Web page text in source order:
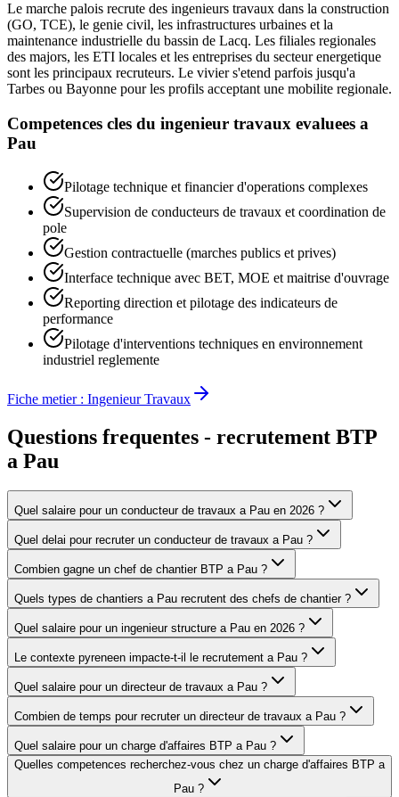
Le marche palois recrute des ingenieurs travaux dans la construction
(GO, TCE), le genie civil, les infrastructures urbaines et la
maintenance industrielle du bassin de Lacq. Les filiales regionales
des majors, les ETI locales et les entreprises du secteur energetique
sont les principaux recruteurs. Le vivier s'etend parfois jusqu'a
Tarbes ou Bayonne pour les profils acceptant une mobilite regionale.
Competences cles du ingenieur travaux evaluees a
Pau
Pilotage technique et financier d'operations complexes
Supervision de conducteurs de travaux et coordination de
pole
Gestion contractuelle (marches publics et prives)
Interface technique avec BET, MOE et maitrise d'ouvrage
Reporting direction et pilotage des indicateurs de
performance
Pilotage d'interventions techniques en environnement
industriel reglemente
Fiche metier : Ingenieur Travaux
Questions frequentes - recrutement BTP
a Pau
Quel salaire pour un conducteur de travaux a Pau en 2026 ?
Quel delai pour recruter un conducteur de travaux a Pau ?
Combien gagne un chef de chantier BTP a Pau ?
Quels types de chantiers a Pau recrutent des chefs de chantier ?
Quel salaire pour un ingenieur structure a Pau en 2026 ?
Le contexte pyreneen impacte-t-il le recrutement a Pau ?
Quel salaire pour un directeur de travaux a Pau ?
Combien de temps pour recruter un directeur de travaux a Pau ?
Quel salaire pour un charge d'affaires BTP a Pau ?
Quelles competences recherchez-vous chez un charge d'affaires BTP a
Pau ?